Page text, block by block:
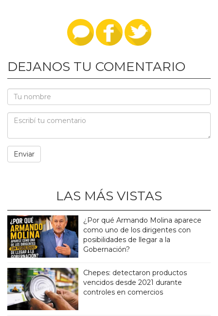
DEJANOS TU COMENTARIO
LAS MÁS VISTAS
¿Por qué Armando Molina aparece
como uno de los dirigentes con
posibilidades de llegar a la
Gobernación?
Chepes: detectaron productos
vencidos desde 2021 durante
controles en comercios